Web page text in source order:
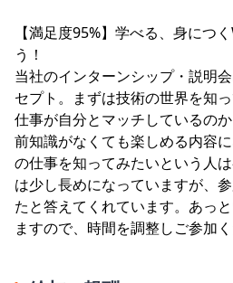
【満足度95%】学べる、身につ
う！
当社のインターンシップ・説明
セプト。まずは技術の世界を知
仕事が自分とマッチしているの
前知識がなくても楽しめる内容
の仕事を知ってみたいという人
は少し長めになっていますが、
たと答えてくれています。あっ
ますので、時間を調整しご参加く